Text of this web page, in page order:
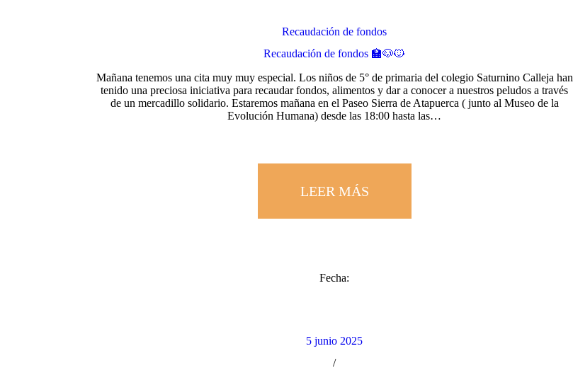
Recaudación de fondos
Recaudación de fondos 🏫🐶🐱
Mañana tenemos una cita muy muy especial. Los niños de 5° de primaria del colegio Saturnino Calleja han
tenido una preciosa iniciativa para recaudar fondos, alimentos y dar a conocer a nuestros peludos a través
de un mercadillo solidario. Estaremos mañana en el Paseo Sierra de Atapuerca ( junto al Museo de la
Evolución Humana) desde las 18:00 hasta las…
LEER MÁS
Fecha:
5 junio 2025